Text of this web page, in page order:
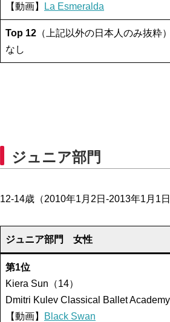
【動画】
La Esmeralda
Top 12 （上記以外の日本人のみ抜粋）
なし
ジュニア部門
12-14歳（2010年1月2日-2013年1月1日
ジュニア部門 女性
第1位
Kiera Sun（14）
Dmitri Kulev Classical Ballet Academy
【動画】
Black Swan